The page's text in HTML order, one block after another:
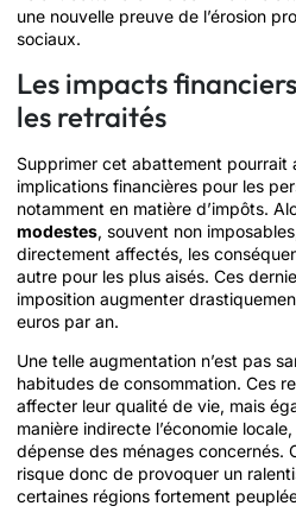
une nouvelle preuve de l’érosion
sociaux.
Les impacts
les retraités
Supprimer cet abattement pourrait
implications financières pour les
notamment en matière d’impôts.
modestes, souvent non
directement affectés, les
autre pour les plus aisés. Ces
imposition augmenter
euros par an.
Une telle augmentation n’est pas
habitudes de consommation. Ces
affecter leur qualité de vie, mais
manière indirecte l’économie
dépense des ménages concernés.
risque donc de provoquer un
certaines régions fortement